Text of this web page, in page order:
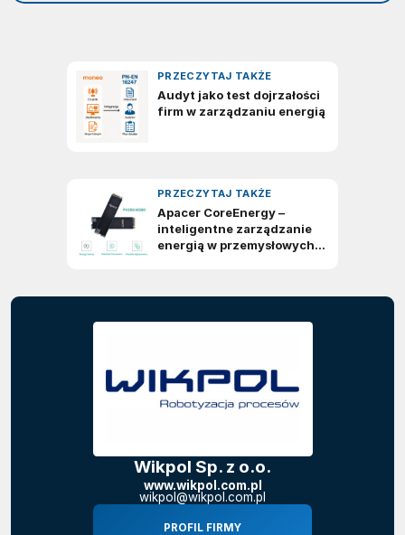
Wikpol Sp. z o.o.
www.wikpol.com.pl
wikpol@wikpol.com.pl
PROFIL FIRMY